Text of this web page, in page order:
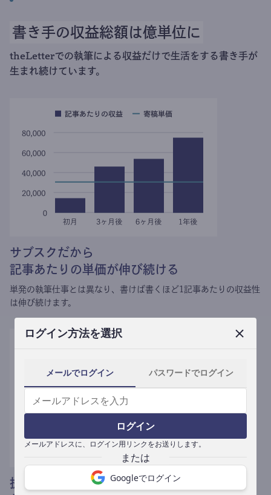
ログイン方法を選択
メールでログイン パスワードでログイン
ログイン
メールアドレスに、ログイン用リンクをお送りします。
Googleでログイン
書き手の収益総額は億単位に
theLetterでの執筆による収益だけで生活をする書き手が
生まれ続けています。
サブスクだから
記事あたりの単価が伸び続ける
単発の執筆仕事とは異なり、 書けば書くほど1記事あたりの収益性
は伸び続けます。
提携媒体による記事買い取りで